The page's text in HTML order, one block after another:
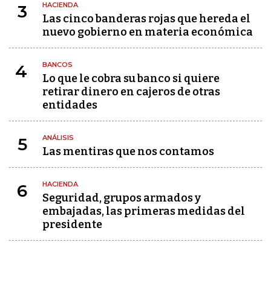
3 HACIENDA
Las cinco banderas rojas que hereda el
nuevo gobierno en materia económica
4 BANCOS
Lo que le cobra su banco si quiere
retirar dinero en cajeros de otras
entidades
5 ANÁLISIS
Las mentiras que nos contamos
6 HACIENDA
Seguridad, grupos armados y
embajadas, las primeras medidas del
presidente